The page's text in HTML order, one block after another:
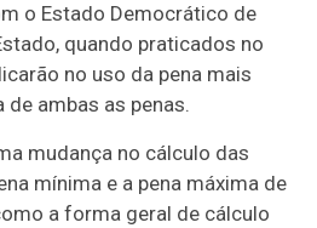
o Estado Democrático de
quando praticados no
no uso da pena mais
de ambas as penas.
mudança no cálculo das
mínima e a pena máxima de
a forma geral de cálculo